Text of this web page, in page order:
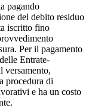
pagando
del debito residuo
iscritto fino
Per il pagamento
Entrate-
versamento,
procedura di
e ha un costo